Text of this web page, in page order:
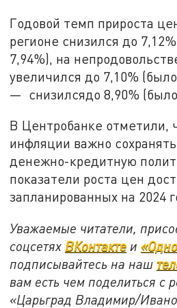
Годовой темп прироста
регионе снизился до
7,94%), на
увеличился до 7,10%
— снизилсядо 8,90% (было
В Центробанке отметили,
инфляции важно
денежно-кредитную
показатели роста цен
запланированных на 2024
Уважаемые читатели,
соцсетях ВКонтакте и
подписывайтесь на наш
вам есть чем поделиться с
«Царьград Владимир/